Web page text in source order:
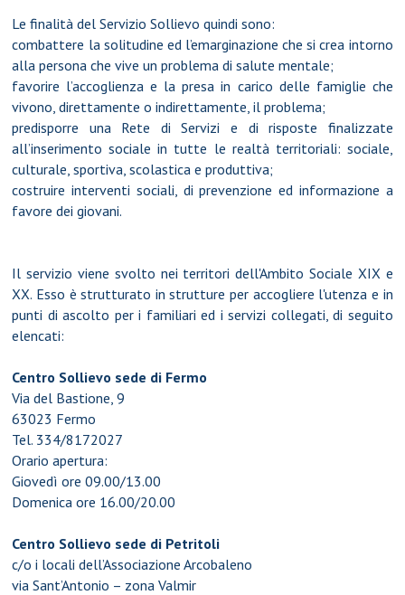
Le finalità del Servizio Sollievo quindi sono:
combattere la solitudine ed l’emarginazione che si crea intorno
alla persona che vive un problema di salute mentale;
favorire l’accoglienza e la presa in carico delle famiglie che
vivono, direttamente o indirettamente, il problema;
predisporre una Rete di Servizi e di risposte finalizzate
all’inserimento sociale in tutte le realtà territoriali: sociale,
culturale, sportiva, scolastica e produttiva;
costruire interventi sociali, di prevenzione ed informazione a
favore dei giovani.
Il servizio viene svolto nei territori dell'Ambito Sociale XIX e
XX. Esso è strutturato in strutture per accogliere l'utenza e in
punti di ascolto per i familiari ed i servizi collegati, di seguito
elencati:
Centro Sollievo sede di Fermo
Via del Bastione, 9
63023 Fermo
Tel. 334/8172027
Orario apertura:
Giovedì ore 09.00/13.00
Domenica ore 16.00/20.00
Centro Sollievo sede di Petritoli
c/o i locali dell’Associazione Arcobaleno
via Sant’Antonio – zona Valmir